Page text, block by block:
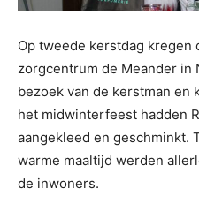
Op tweede kerstdag kregen
zorgcentrum de Meander in
bezoek van de kerstman en
het midwinterfeest hadden
aangekleed en geschminkt.
warme maaltijd werden
de inwoners.